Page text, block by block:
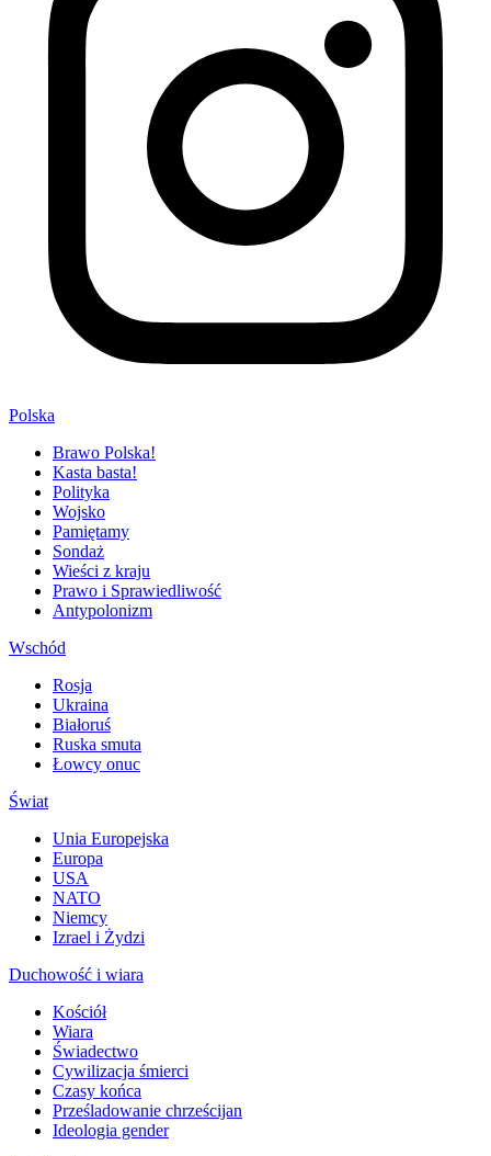
Polska
Brawo Polska!
Kasta basta!
Polityka
Wojsko
Pamiętamy
Sondaż
Wieści z kraju
Prawo i Sprawiedliwość
Antypolonizm
Wschód
Rosja
Ukraina
Białoruś
Ruska smuta
Łowcy onuc
Świat
Unia Europejska
Europa
USA
NATO
Niemcy
Izrael i Żydzi
Duchowość i wiara
Kościół
Wiara
Świadectwo
Cywilizacja śmierci
Czasy końca
Prześladowanie chrześcijan
Ideologia gender